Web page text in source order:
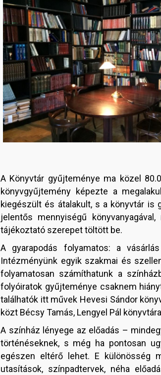
A Könyvtár gyűjteménye ma közel
könyvgyűjtemény képezte a
kiegészült és átalakult, s a könyvtár is
jelentős mennyiségű
tájékoztató szerepet töltött be.
A gyarapodás folyamatos: a
Intézményünk egyik szakmai és
folyamatosan számíthatunk a
folyóiratok gyűjteménye csaknem
találhatók itt művek Hevesi Sándor
közt Bécsy Tamás, Lengyel Pál
A színház lényege az előadás –
történéseknek, s még ha pontosan
egészen eltérő lehet. E különösség
utasítások, színpadtervek, néha